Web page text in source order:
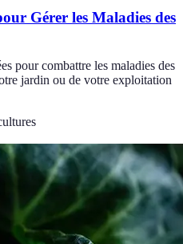
Gérer les Maladies des
pour combattre les maladies des
jardin ou de votre exploitation